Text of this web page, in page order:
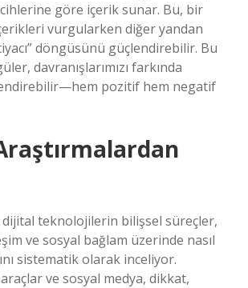
göre içerik sunar. Bu, bir
vurgularken diğer yandan
döngüsünü güçlendirebilir. Bu
davranışlarımızı farkında
pozitif hem negatif
dijital teknolojilerin bilişsel süreçler,
ve sosyal bağlam üzerinde nasıl
sistematik olarak inceliyor.
ve sosyal medya, dikkat,